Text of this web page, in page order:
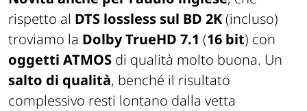
rispetto al DTS lossless sul BD 2K(incluso)
troviamo la Dolby TrueHD 7.1 (16 bit) con
oggetti ATMOS di qualità molto buona. Un
salto di qualità, benché il risultato
complessivo resti lontano dalla vetta